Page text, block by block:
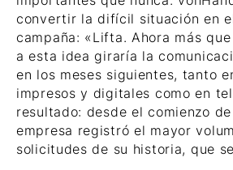
convertir la difícil situación en
campaña: «Lifta. Ahora más
a esta idea giraría la
en los meses siguientes, tanto
impresos y digitales como en
resultado: desde el comienzo
empresa registró el mayor
solicitudes de su historia, que